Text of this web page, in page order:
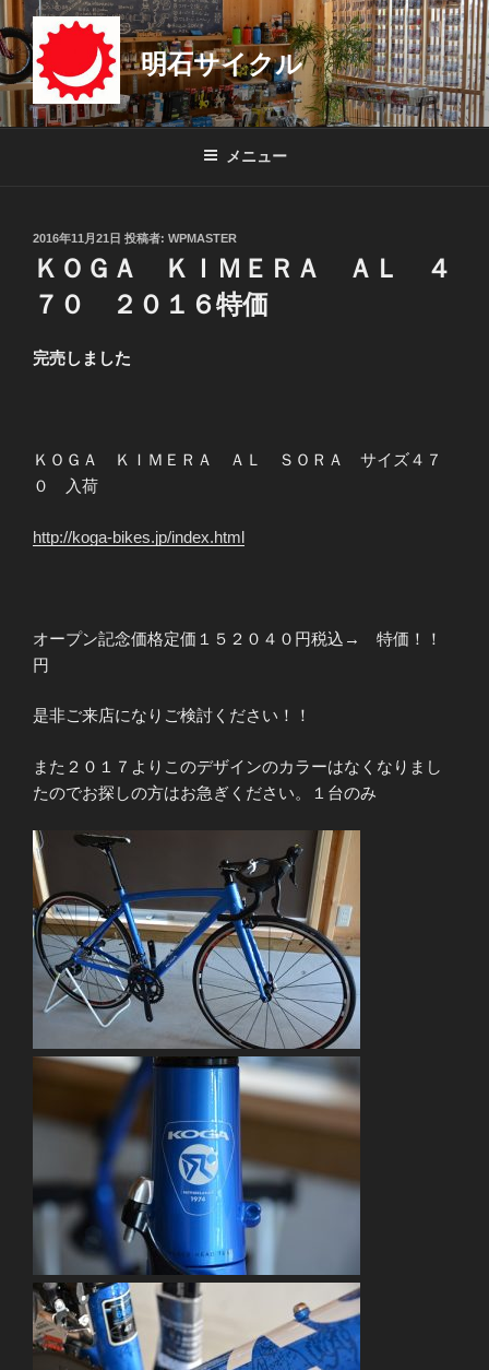
ン
テ
ン
ツ
明石サイクル
メニュー
投
稿
日:
2016年11月21日 投稿者: WPMASTER
ＫＯＧＡ ＫＩＭＥＲＡ ＡＬ ４
７０ ２０１６特価
完売しました
ＫＯＧＡ ＫＩＭＥＲＡ ＡＬ ＳＯＲＡ サイズ４７
０ 入荷
http://koga-bikes.jp/index.html
オープン記念価格定価１５２０４０円税込→ 特価！！
円
是非ご来店になりご検討ください！！
また２０１７よりこのデザインのカラーはなくなりまし
たのでお探しの方はお急ぎください。１台のみ